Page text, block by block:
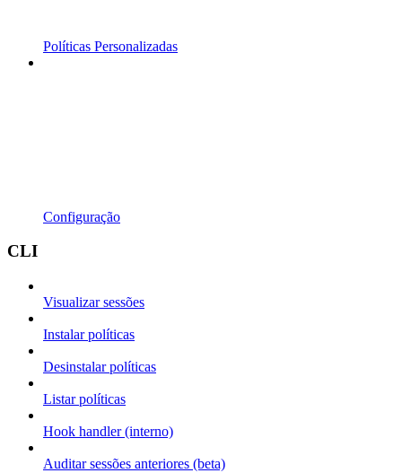
Políticas Personalizadas
Configuração
CLI
Visualizar sessões
Instalar políticas
Desinstalar políticas
Listar políticas
Hook handler (interno)
Auditar sessões anteriores (beta)